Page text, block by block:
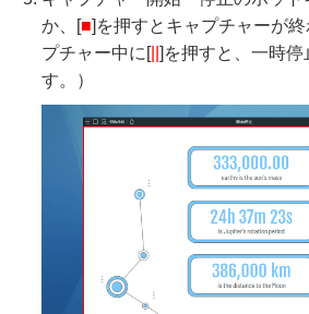
か、[■]を押すとキャプチャーが
プチャー中に[|| ]を押すと、一時
す。）